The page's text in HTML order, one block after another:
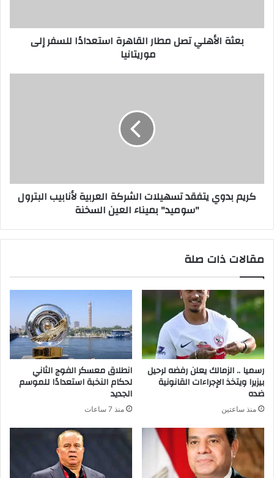
بعثة الأهلي تصل مطار القاهرة استعدادًا للسفر إلى
موريتانيا‎ ‎
كريم بدوي يتفقد تسهيلات الشركة العربية لأنابيب البترول
"سوميد" بميناء العين السخنة
مقالات ذات صلة
رسميا .. الزمالك يعلن رفضه لرحيل
بيزيرا ويتخذ الإجراءات القانونية
ضده
منذ ساعتين
انطلاق معسكر الفوج الثاني
لحكام النخبة استعدادًا للموسم
الجديد
منذ 7 ساعات